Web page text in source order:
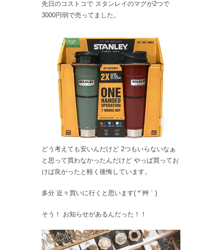
先日のコストコで スタンレイのマグが2つで
3000円弱で売ってました。
どう考えても安いんだけど 2つもいらないなぁ
と思って買わなかったんだけど やっぱ買ってお
けば良かったと軽く後悔しています。
多分 近々買いに行くと思います( *´艸｀)
そう！ お知らせがあるんだった！！